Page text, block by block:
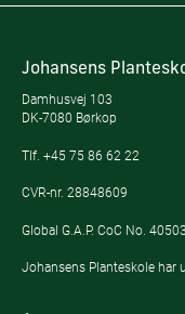
Johansens
Damhusvej 103
DK-7080 Børkop
Tlf. +45 75 86 62 22
CVR-nr. 28848609
Global G.A.P. CoC No.
Johansens Planteskole har